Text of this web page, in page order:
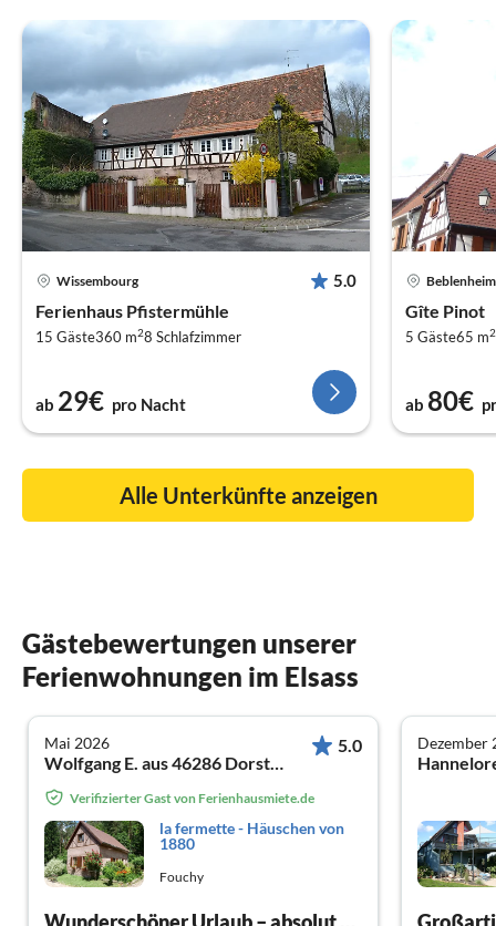
Wissembourg 5.0
Ferienhaus Pfistermühle
15 Gäste360 m28 Schlafzimmer
ab 29€ pro Nacht
Beblenheim
Gîte Pinot
5 Gäste65 m2
ab 80€
Alle Unterkünfte anzeigen
Gästebewertungen unserer
Ferienwohnungen im Elsass
Mai 2026
Wolfgang E. aus 46286 Dorsten
5.0
Verifizierter Gast von Ferienhausmiete.de
la fermette - Häuschen von
1880
Fouchy
Dezember